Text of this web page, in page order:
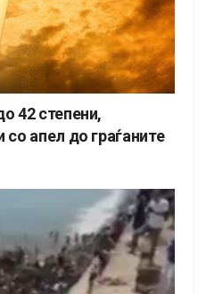
42 степени,
со апел до граѓаните